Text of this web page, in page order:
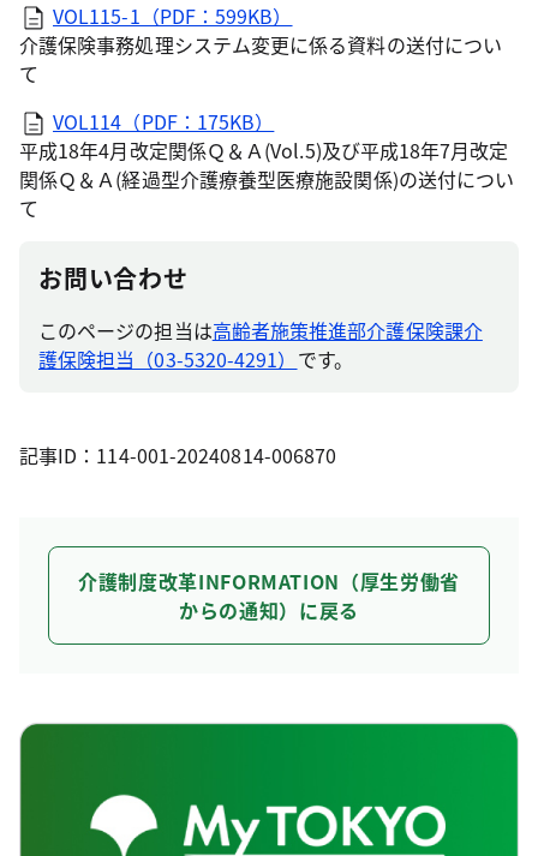
VOL115-1（PDF：599KB）
介護保険事務処理システム変更に係る資料の送付につい
て
VOL114（PDF：175KB）
平成18年4月改定関係Ｑ＆Ａ(Vol.5)及び平成18年7月改定
関係Ｑ＆Ａ(経過型介護療養型医療施設関係)の送付につい
て
お問い合わせ
このページの担当は高齢者施策推進部介護保険課介
護保険担当（03-5320-4291） です。
記事ID：114-001-20240814-006870
介護制度改革INFORMATION（厚生労働省
からの通知）に戻る